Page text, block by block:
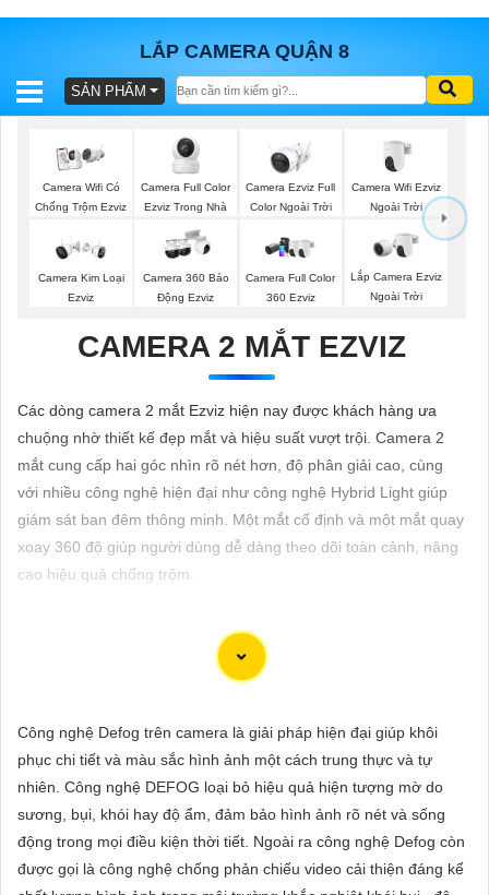
LẮP CAMERA QUẬN 8
BÁO
TRỌN
GÓI
SẢN
TƯ
VẤN
LẮP
ĐẶT
VỤ
SẢN PHẨM
Camera Wifi Có
Chống Trộm Ezviz
Camera Full Color
Ezviz Trong Nhà
Camera Ezviz Full
Color Ngoài Trời
Camera Wifi Ezviz
Ngoài Trời
Camera Kim Loại
Ezviz
Camera 360 Báo
Động Ezviz
Camera Full Color
360 Ezviz
Lắp Camera Ezviz
Ngoài Trời
CAMERA 2 MẮT EZVIZ
Các dòng camera 2 mắt Ezviz hiện nay được khách hàng ưa
chuộng nhờ thiết kế đẹp mắt và hiệu suất vượt trội. Camera 2
mắt cung cấp hai góc nhìn rõ nét hơn, độ phân giải cao, cùng
với nhiều công nghệ hiện đại như công nghệ Hybrid Light giúp
giám sát ban đêm thông minh. Một mắt cố định và một mắt quay
xoay 360 độ giúp người dùng dễ dàng theo dõi toàn cảnh, nâng
cao hiệu quả chống trộm.
nổi tiếng tích hợp nhiều tính năng thông minh như cảnh báo khi
Công nghệ Defog trên camera là giải pháp hiện đại giúp khôi
phục chi tiết và màu sắc hình ảnh một cách trung thực và tự
nhiên. Công nghệ DEFOG loại bỏ hiệu quả hiện tượng mờ do
sương, bụi, khói hay độ ẩm, đảm bảo hình ảnh rõ nét và sống
động trong mọi điều kiện thời tiết. Ngoài ra công nghệ Defog còn
được gọi là công nghệ chống phản chiếu video cải thiện đáng kể